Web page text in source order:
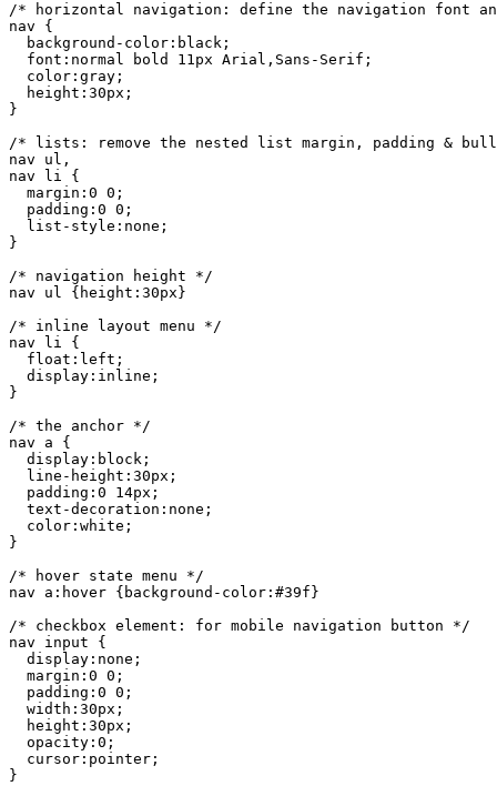
/* horizontal navigation: define the navigation font
nav {
  background-color:black;
  font:normal bold 11px Arial,Sans-Serif;
  color:gray;
  height:30px;
}
/* lists: remove the nested list margin, padding &
nav ul,
nav li {
  margin:0 0;
  padding:0 0;
  list-style:none;
}
/* navigation height */
nav ul {height:30px}
/* inline layout menu */
nav li {
  float:left;
  display:inline;
}
/* the anchor */
nav a {
  display:block;
  line-height:30px;
  padding:0 14px;
  text-decoration:none;
  color:white;
}
/* hover state menu */
nav a:hover {background-color:#39f}
/* checkbox element: for mobile navigation button */
nav input {
  display:none;
  margin:0 0;
  padding:0 0;
  width:30px;
  height:30px;
  opacity:0;
  cursor:pointer;
}